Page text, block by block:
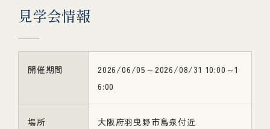
見学会情報
開催期間
2026/06/05～2026/08/31 10:00～1
6:00
場所 大阪府羽曳野市島泉付近